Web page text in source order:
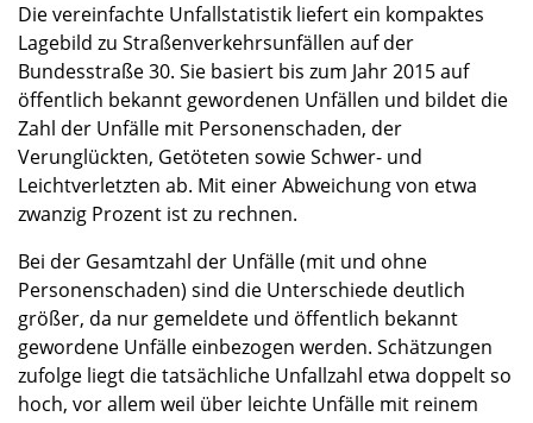
Die vereinfachte Unfallstatistik liefert ein kompaktes
Lagebild zu Straßenverkehrsunfällen auf der
Bundesstraße 30. Sie basiert bis zum Jahr 2015 auf
öffentlich bekannt gewordenen Unfällen und bildet die
Zahl der Unfälle mit Personenschaden, der
Verunglückten, Getöteten sowie Schwer- und
Leichtverletzten ab. Mit einer Abweichung von etwa
zwanzig Prozent ist zu rechnen.
Bei der Gesamtzahl der Unfälle (mit und ohne
Personenschaden) sind die Unterschiede deutlich
größer, da nur gemeldete und öffentlich bekannt
gewordene Unfälle einbezogen werden. Schätzungen
zufolge liegt die tatsächliche Unfallzahl etwa doppelt so
hoch, vor allem weil über leichte Unfälle mit reinem